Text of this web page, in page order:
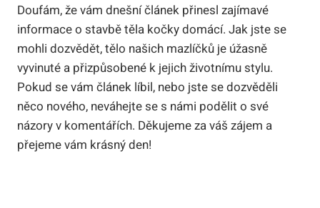
Doufám, že vám dnešní článek přinesl zajímavé
informace o stavbě těla kočky domácí. Jak jste se
mohli dozvědět, tělo našich mazlíčků je úžasně
vyvinuté a přizpůsobené k jejich životnímu stylu.
Pokud se vám článek líbil, nebo jste se dozvěděli
něco nového, neváhejte se s námi podělit o své
názory v komentářích. Děkujeme za váš zájem a
přejeme vám krásný den!